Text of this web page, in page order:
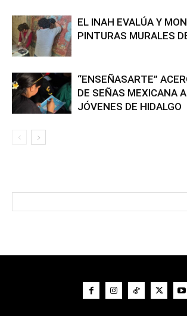
EL INAH EVALÚA Y
PINTURAS MURALES
“ENSEÑASARTE”
DE SEÑAS MEXICANA
JÓVENES DE HIDALGO